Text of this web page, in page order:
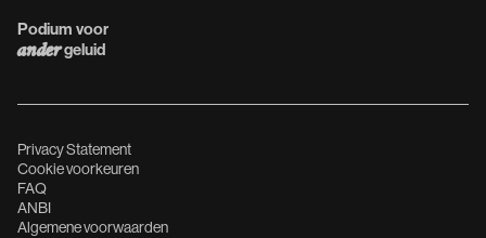
Podium voor
andergeluid
Privacy Statement
Cookie voorkeuren
FAQ
ANBI
Algemene voorwaarden